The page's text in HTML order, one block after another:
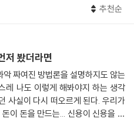
?
직연금, 개인연금)
혜택은 보너스!
’로 ETF 매수 추천!
만원 세액공제는 물론, 배당소득세
해외지수를 추종하는 ETF 투자
다. 이대로 따라하면 초보자도 쉽
을 것이다.
추천순
저 봤더라면
짜여진 방법론을 설명하지도 않는